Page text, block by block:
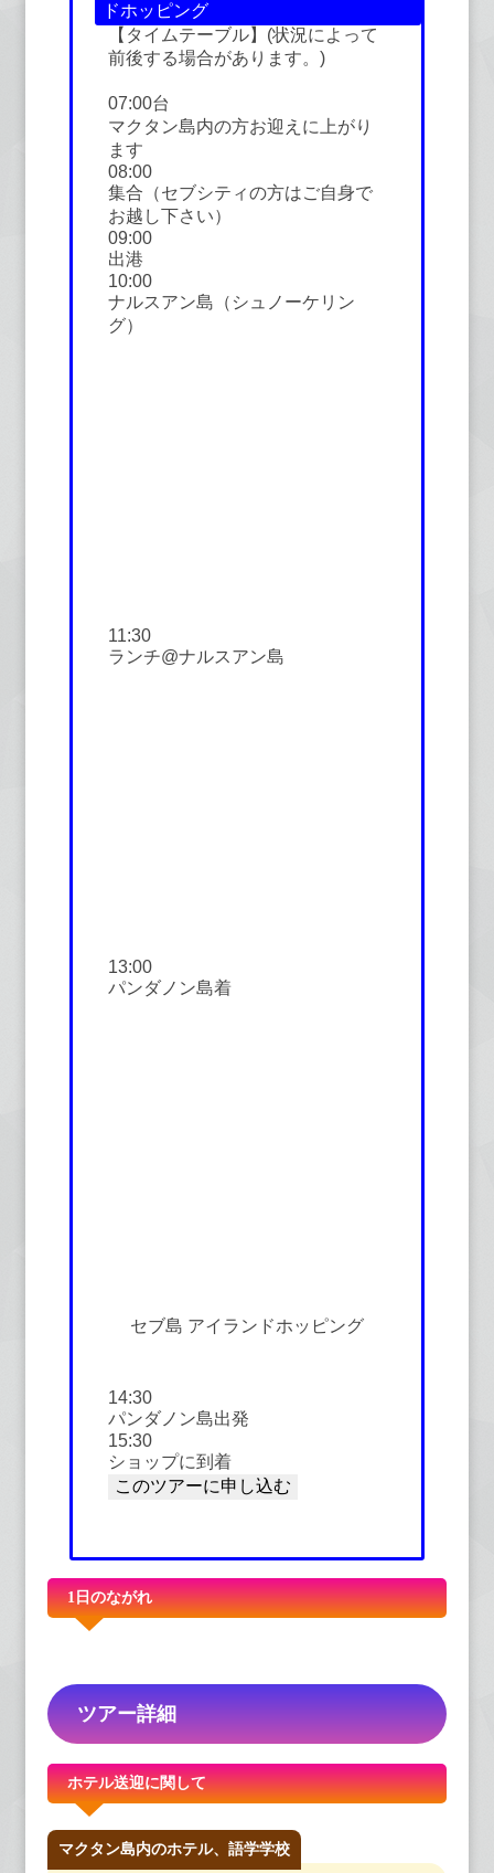
ドホッピング
【タイムテーブル】(状況によって
前後する場合があります。)
07:00台
マクタン島内の方お迎えに上がり
ます
08:00
集合（セブシティの方はご自身で
お越し下さい）
09:00
出港
10:00
ナルスアン島（シュノーケリン
グ）
11:30
ランチ@ナルスアン島
13:00
パンダノン島着
セブ島 アイランドホッピング
14:30
パンダノン島出発
15:30
ショップに到着
1日のながれ
ツアー詳細
ホテル送迎に関して
マクタン島内のホテル、語学学校